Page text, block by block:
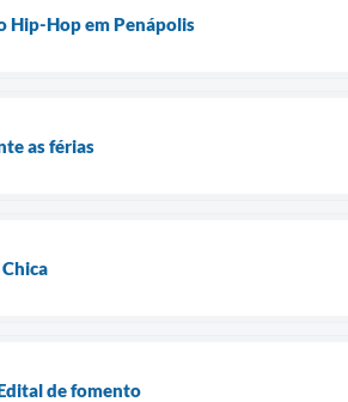
Hip-Hop em Penápolis
as férias
de fomento